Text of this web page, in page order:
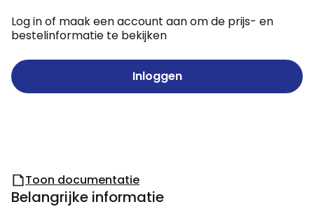
Log in of maak een account aan om de prijs- en
bestelinformatie te bekijken
Inloggen
Toon documentatie
Belangrijke informatie